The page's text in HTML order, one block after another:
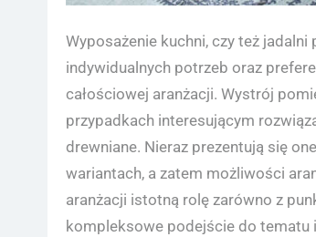
Wyposażenie kuchni, czy też
indywidualnych potrzeb oraz
całościowej aranżacji. Wystrój
przypadkach interesującym
drewniane. Nieraz prezentują się
wariantach, a zatem możliwości
aranżacji istotną rolę zarówno z
kompleksowe podejście do tematu